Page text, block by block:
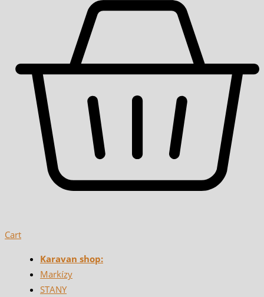
Cart
Karavan shop:
Markízy
STANY